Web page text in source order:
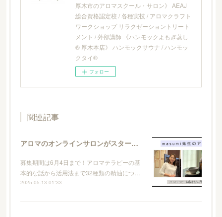
厚木市のアロマスクール・サロン》 AEAJ
総合資格認定校 / 各種実技 / アロマクラフト
ワークショップ リラクゼーショントリート
メント / 外部講師 《ハンモックよもぎ蒸し
® 厚木本店》 ハンモックサウナ / ハンモッ
クタイ®
フォロー
関連記事
アロマのオンラインサロンがスタートします
募集期間は6月4日まで！アロマテラピーの基
本的な話から活用法まで32種類の精油につ…
2025.05.13 01:33